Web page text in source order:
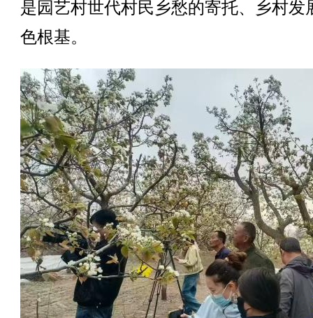
是园艺村世代村民乡愁的寄托、乡村发
色根基。